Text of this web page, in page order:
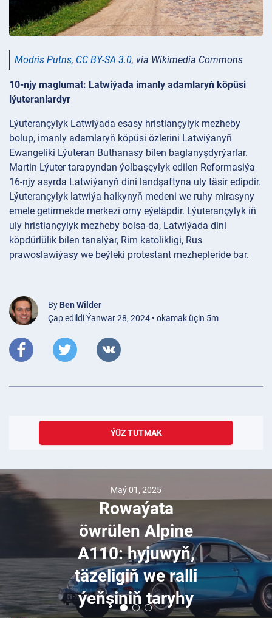
Modris Putns, CC BY-SA 3.0, via Wikimedia Commons
10-njy maglumat: Latwiýada imanly adamlaryň köpüsi
lýuteranlardyr
Lýuterançylyk Latwiýada esasy hristiançylyk mezheby
bolup, imanly adamlaryň köpüsi özlerini Latwiýanyň
Ewangeliki Lýuteran Buthanasy bilen baglanyşdyrýarlar.
Martin Lýuter tarapyndan ýolbaşçylyk edilen Reformasiýa
16-njy asyrda Latwiýanyň dini landşaftyna uly täsir edipdir.
Lýuterançylyk latwiýa halkynyň medeni we ruhy mirasyny
emele getirmekde merkezi orny eýeläpdir. Lýuterançylyk iň
uly hristiançylyk mezheby bolsa-da, Latwiýada dini
köpdürlülik bilen tanalýar, Rim katolikligi, Rus
prawoslawiýasy we beýleki protestant mezhepleride bar.
By Ben Wilder
Çap edildi Ýanwar 28, 2024 • okamak üçin 5m
ÝÜZ TUTMAK
Maý 01, 2025
Rowaýata
öwrülen Alpine
A110: hyjuwyň,
täzeligiň we ralli
ýeňşiniň taryhy